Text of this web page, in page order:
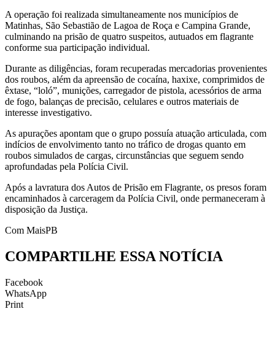
A operação foi realizada simultaneamente nos municípios de
Matinhas, São Sebastião de Lagoa de Roça e Campina Grande,
culminando na prisão de quatro suspeitos, autuados em flagrante
conforme sua participação individual.
Durante as diligências, foram recuperadas mercadorias provenientes
dos roubos, além da apreensão de cocaína, haxixe, comprimidos de
êxtase, “loló”, munições, carregador de pistola, acessórios de arma
de fogo, balanças de precisão, celulares e outros materiais de
interesse investigativo.
As apurações apontam que o grupo possuía atuação articulada, com
indícios de envolvimento tanto no tráfico de drogas quanto em
roubos simulados de cargas, circunstâncias que seguem sendo
aprofundadas pela Polícia Civil.
Após a lavratura dos Autos de Prisão em Flagrante, os presos foram
encaminhados à carceragem da Polícia Civil, onde permaneceram à
disposição da Justiça.
Com MaisPB
COMPARTILHE ESSA NOTÍCIA
Facebook
WhatsApp
Print